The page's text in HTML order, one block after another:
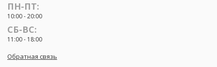
ПН-ПТ:
10:00 - 20:00
СБ-ВС:
11:00 - 18:00
Обратная связь